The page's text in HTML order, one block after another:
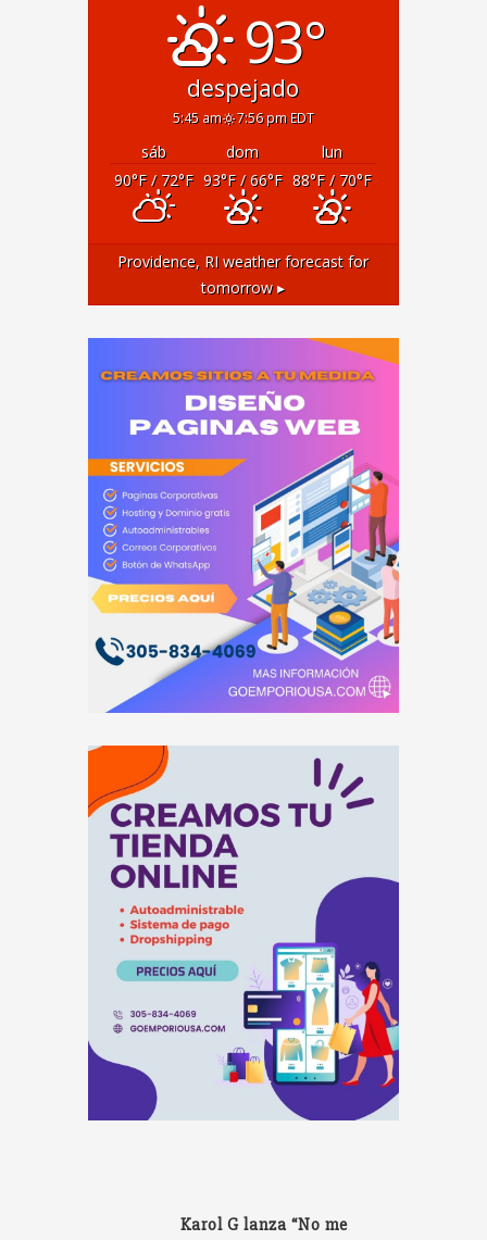
93°
despejado
5:45 am 7:56 pm EDT
sáb dom
lun
90°F/ 72°F 93°F/ 66°F 88°F/ 70°F
Providence, RI weather forecast for
tomorrow ▸
Karol G lanza “No me